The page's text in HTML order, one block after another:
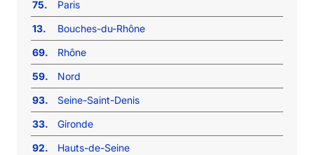
75.
Paris
13.
Bouches-du-Rhône
69.
Rhône
59.
Nord
93.
Seine-Saint-Denis
33.
Gironde
92.
Hauts-de-Seine